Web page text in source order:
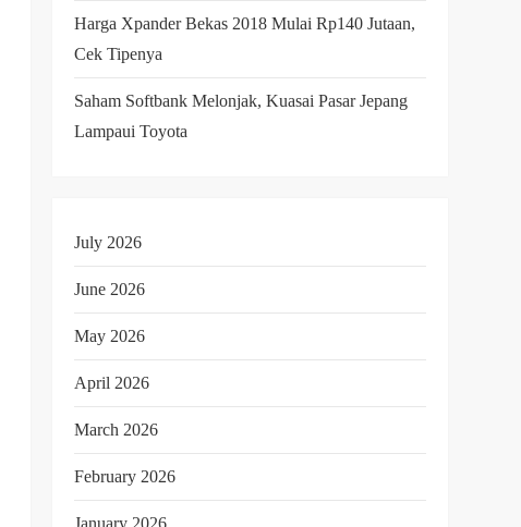
Harga Xpander Bekas 2018 Mulai Rp140 Jutaan,
Cek Tipenya
Saham Softbank Melonjak, Kuasai Pasar Jepang
Lampaui Toyota
July 2026
June 2026
May 2026
April 2026
March 2026
February 2026
January 2026